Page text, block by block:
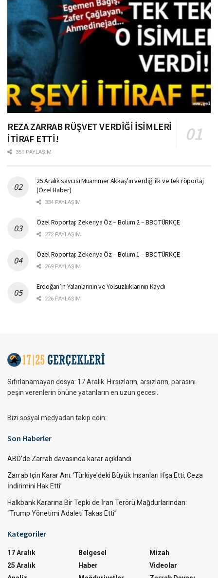
REZA ZARRAB RÜŞVET VERDİĞİ İSİMLERİ
İTİRAF ETTİ!
359 PAYLAŞIM
25 Aralık savcısı Muammer Akkaş’ın verdiği ilk ve tek röportaj
(Özel Haber)
334 PAYLAŞIM
Özel Röportaj: Zekeriya Öz – Bölüm 2 – BBC TÜRKÇE
272 PAYLAŞIM
Özel Röportaj: Zekeriya Öz – Bölüm 1 – BBC TÜRKÇE
269 PAYLAŞIM
Erdoğan’ın Yalanlarının ve Yolsuzluklarının Kaydı
226 PAYLAŞIM
Sıfırlanamayan dosya: 17 Aralık. Hırsızların, arsızların, parasını
peşin verenlerin önüne yatanların en uzun gecesi.
Bizi sosyal medyadan takip edin:
Son Haberler
ABD’de Zarrab davasında karar açıklandı
Zarrab İçin Karar Anı: ‘Türkiye’deki Büyük İnsanları İfşa Etti, Ceza
İndirimini Hak Etti’
Halkbank Kararına Bir Tepki de İran Terörü Mağdurlarından:
“Trump Yönetimi Adaleti Takas Etti”
Kategoriler
17 Aralık
25 Aralık
Belgesel
Haber
Mizah
Videolar